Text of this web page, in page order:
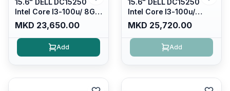
15.6" DELL DC15250
Intel Core I3-100u/ 8GB
DDR4/ 512GB SSD M.2/
Iris Xe Graphics/ 120Hz
Anti-glare LED Display/
Backlit Kb/ Platinum
MKD 23,650.00
Add
15.6" DELL DC15250
Intel Core I3-100u/
16GB DDR4/ 512GB SSD
M.2/ Iris Xe Graphics/
120Hz Anti-glare LED
Display/ Backlit Kb/
MKD 25,720.00
Add